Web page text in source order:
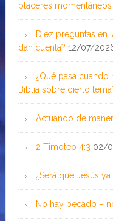
placeres momentáneos
Diez preguntas en
dan cuenta? 12/07/
¿Qué pasa
Biblia sobre cierto
Actuando de
2 Timoteo 4:3 02/
¿Será que Jesús
No hay pecado –